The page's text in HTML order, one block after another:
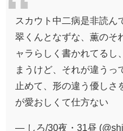
スカウト中二病是非読ん
翠くんとなずな、薫のそ
ャラらしく書かれてるし
まうけど、それが違うっ
止めて、形の違う優しさ
が愛おしくて仕方ない
— しろ/30夜・31昼